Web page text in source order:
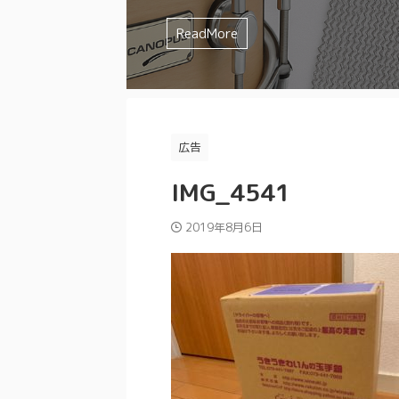
るよ。 理想のスネアサウンドを追求
アの素材 打面のドラムヘッド 裏面のド
ミュート方法 な ...
ReadMore
を選んでしまいませんか？？ みやっち
もったいない ...
ReadMore
ミュート方法 などなど、様々な要素が
てきます。 ...
ReadMore
みやっちょも全く叩く気の無かったジ
ReadMore
とあるけどジャズドラムはどうやって
かわからない みやっちょ ジャズドラム
と逃げまわっ ...
ReadMore
ドの特徴やイメージを確認してから購
ReadMore
試してみたけど、なかなか思ったよう
い そんな人にぜひ試してもらいたい
...
ReadMore
すよね。 まずは一人でじっくり練習し
と思ったことは ...
ReadMore
イチわからないですよね。 そんなス
ReadMore
味が合わなかったり、人間的に合わな
かなか難しい ...
ReadMore
広告
IMG_4541
2019年8月6日